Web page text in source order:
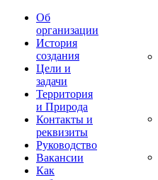
Об
организации
История
создания
Цели и
задачи
Территория
и Природа
Контакты и
реквизиты
Руководство
Вакансии
Как